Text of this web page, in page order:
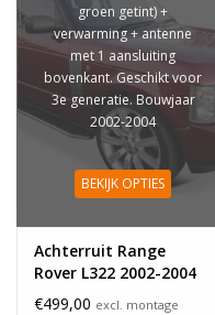
groen getint) +
verwarming + antenne
met 1 aansluiting
bovenkant. Geschikt voor
3e generatie. Bouwjaar
2002-2004
BEKIJK OPTIES
Achterruit Range
Rover L322 2002-2004
privacy glass
€499,00 excl. montage